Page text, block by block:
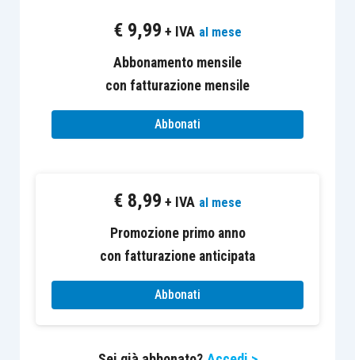
rappresenta lamedia dell’esercizio di
riferimento e dei 2 esercizi precedenti
Aggregati patrimoniali
Titoli e crediti
quote di società
di persone e
crediti
Immobili
€ 9,99 + IVA al mese
Abbonamento mensile
con fatturazione mensile
Abbonati
€ 8,99 + IVA al mese
Promozione primo anno
con fatturazione anticipata
Abbonati